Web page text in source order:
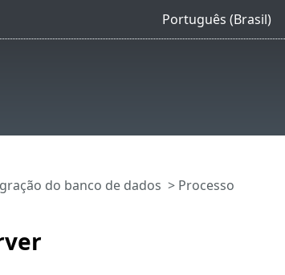
Português (Brasil)
do banco de dados > Processo